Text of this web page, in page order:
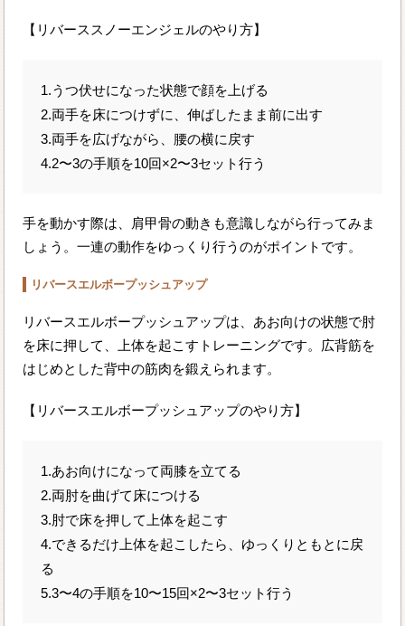
【リバーススノーエンジェルのやり方】
1.うつ伏せになった状態で顔を上げる
2.両手を床につけずに、伸ばしたまま前に出す
3.両手を広げながら、腰の横に戻す
4.2〜3の手順を10回×2〜3セット行う
手を動かす際は、肩甲骨の動きも意識しながら行ってみま
しょう。一連の動作をゆっくり行うのがポイントです。
リバースエルボープッシュアップ
リバースエルボープッシュアップは、あお向けの状態で肘
を床に押して、上体を起こすトレーニングです。広背筋を
はじめとした背中の筋肉を鍛えられます。
【リバースエルボープッシュアップのやり方】
1.あお向けになって両膝を立てる
2.両肘を曲げて床につける
3.肘で床を押して上体を起こす
4.できるだけ上体を起こしたら、ゆっくりともとに戻
る
5.3〜4の手順を10〜15回×2〜3セット行う